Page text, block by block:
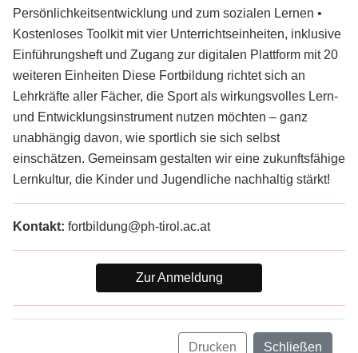
Persönlichkeitsentwicklung und zum sozialen Lernen •
Kostenloses Toolkit mit vier Unterrichtseinheiten, inklusive
Einführungsheft und Zugang zur digitalen Plattform mit 20
weiteren Einheiten Diese Fortbildung richtet sich an
Lehrkräfte aller Fächer, die Sport als wirkungsvolles Lern-
und Entwicklungsinstrument nutzen möchten – ganz
unabhängig davon, wie sportlich sie sich selbst
einschätzen. Gemeinsam gestalten wir eine zukunftsfähige
Lernkultur, die Kinder und Jugendliche nachhaltig stärkt!
Kontakt: fortbildung@ph-tirol.ac.at
Zur Anmeldung
Drucken Schließen